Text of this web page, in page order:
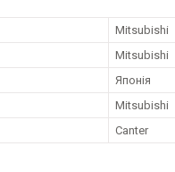
Mitsubishi
Mitsubishi
Японія
Mitsubishi
Canter